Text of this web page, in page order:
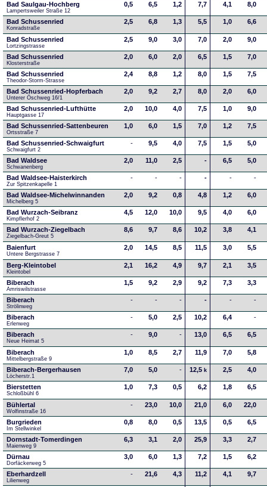
Bad Saulgau-Hochberg
Lampertsweiler Straße 12
0,5 6,5 1,2 7,7 4,1 8,0
Bad Schussenried
Konradstraße
2,5 6,8 1,3 5,5 1,0 6,6
Bad Schussenried
Lortzingstrasse
2,5 9,0 3,0 7,0 2,0 9,0
Bad Schussenried
Klosterstraße
2,0 6,0 2,0 6,5 1,5 7,0
Bad Schussenried
Theodor-Storm-Strasse
2,4 8,8 1,2 8,0 1,5 7,5
Bad Schussenried-Hopferbach
Unterer Öschweg 16/1
2,0 9,2 2,7 8,0 2,0 6,0
Bad Schussenried-Lufthütte
Hauptgasse 17
2,0 10,0 4,0 7,5 1,0 9,0
Bad Schussenried-Sattenbeuren
Ortsstraße 7
1,0 6,0 1,5 7,0 1,2 7,5
Bad Schussenried-Schwaigfurt
Schwaigfurt 2
- 9,5 4,0 7,5 1,5 5,0
Bad Waldsee
Schwanenberg
2,0 11,0 2,5 - 6,5 5,0
Bad Waldsee-Haisterkirch
Zur Spitzenkapelle 1
- - - - - -
Bad Waldsee-Michelwinnanden
Michelberg 5
2,0 9,2 0,8 4,8 1,2 6,0
Bad Wurzach-Seibranz
Kimpflerhof 2
4,5 12,0 10,0 9,5 4,0 6,0
Bad Wurzach-Ziegelbach
Ziegelbach-Greut 5
8,6 9,7 8,6 10,2 3,8 4,1
Baienfurt
Untere Bergstrasse 7
2,0 14,5 8,5 11,5 3,0 5,5
Berg-Kleintobel
Kleintobel
2,1 16,2 4,9 9,7 2,1 3,5
Biberach
Amriswilstrasse
1,5 9,2 2,9 9,2 7,3 3,3
Biberach
Strölinweg
- - - - - -
Biberach
Erlenweg
- 5,0 2,5 10,2 6,4 -
Biberach
Neue Heimat 5
- 9,0 - 13,0 6,5 6,5
Biberach
Mittelbergstraße 9
1,0 8,5 2,7 11,9 7,0 5,8
Biberach-Bergerhausen
Löcherstr.1
7,0 5,0 - 12,5 k 2,5 4,0
Bierstetten
Schloßbühl 6
1,0 7,3 0,5 6,2 1,8 6,5
Bühlertal
Wolfinstraße 16
- 23,0 10,0 21,0 6,0 22,0
Burgrieden
Im Stellwinkel
0,8 8,0 0,5 13,5 0,5 6,5
Dornstadt-Tomerdingen
Maienweg 9
6,3 3,1 2,0 25,9 3,3 2,7
Dürnau
Dorfäckerweg 5
3,0 6,0 1,3 7,2 1,5 6,2
Eberhardzell
Lilienweg
- 21,6 4,3 11,2 4,1 9,7